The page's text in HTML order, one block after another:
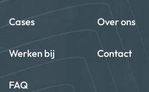
Cases Over ons
Werken bij Contact
FAQ